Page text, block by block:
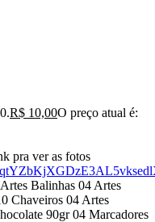
R$ 10,00O preço atual é:
pra ver as fotos
Balinhas 04 Artes
Chaveiros 04 Artes
90gr 04 Marcadores